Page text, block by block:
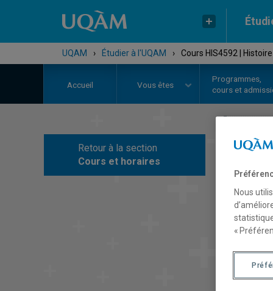
UQAM › Étudier à l'UQAM › Cours HIS4592 |
Accueil Vous êtes
Programmes,
cours et
Retour à la section
Cours et horaires
Nous
«